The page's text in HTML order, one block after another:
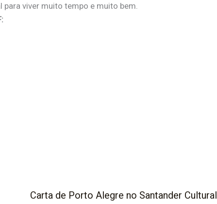
para viver muito tempo e muito bem.
Carta de Porto Alegre no Santander Cultural